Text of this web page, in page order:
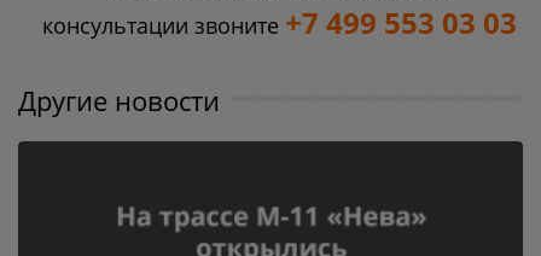
консультации звоните +7 499 553 03 03
Другие новости